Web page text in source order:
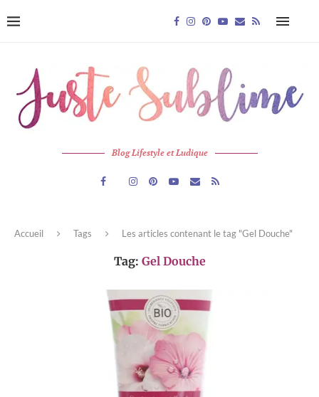
Blog Lifestyle et Ludique
Accueil Tags Les articles contenant le tag "Gel Douche"
Tag: Gel Douche